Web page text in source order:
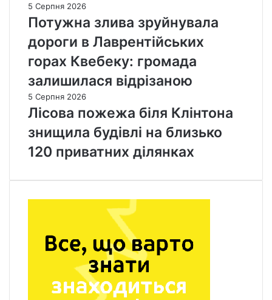
5 Серпня 2026
Потужна злива зруйнувала
дороги в Лаврентійських
горах Квебеку: громада
залишилася відрізаною
5 Серпня 2026
Лісова пожежа біля Клінтона
знищила будівлі на близько
120 приватних ділянках